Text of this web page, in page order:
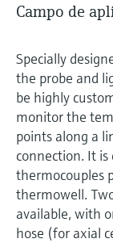
Campo de
Specially
the probe and
be highly
monitor the
points along a
connection. It
thermocouples
thermowell.
available, with
hose (for axial